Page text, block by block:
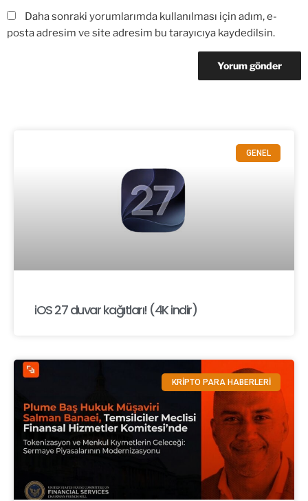
Daha sonraki yorumlarımda kullanılması için adım, e-
posta adresim ve site adresim bu tarayıcıya kaydedilsin.
GENEL
iOS 27 duvar kağıtları! (4K indir)
KRİPTO PARA HABERLERİ